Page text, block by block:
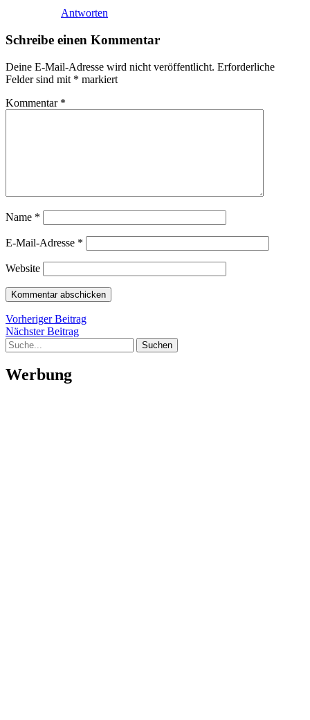
Antworten
Schreibe einen Kommentar
Deine E-Mail-Adresse wird nicht veröffentlicht. Erforderliche
Felder sind mit * markiert
Kommentar *
Name *
E-Mail-Adresse *
Website
Beitragsnavigation
Vorheriger BeitragVorheriger
Nächster BeitragNächster
Suche
Werbung